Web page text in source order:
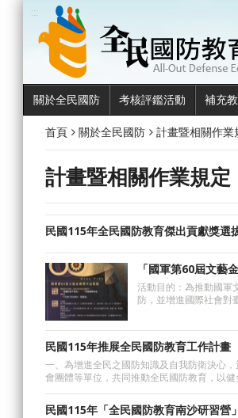
:::
關於全民國防 考核評鑑活動 補充
首頁 關於全民國防 計畫暨相關作業
計畫暨相關作業規定
民國115年全民國防教育傑出貢獻獎選
「國軍第60屆文藝
活動目的：為推動國軍
防，並增進國際社會對
民國115年推展全民國防教育工作計畫
一、為增進全民之國防知識及自我防衛決心
會團體等單位，共同推動全民國防教育，以
民國115年「全民國防教育南沙研習營